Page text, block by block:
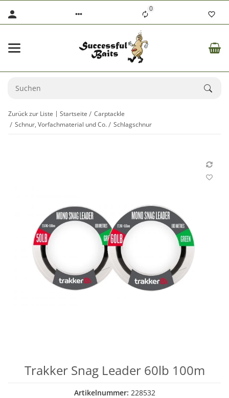
0
Zurück zur Liste Startseite
Carptackle
Schnur, Vorfachmaterial und Co.
Schlagschnur
Trakker Snag Leader 60lb 100m
Artikelnummer: 228532